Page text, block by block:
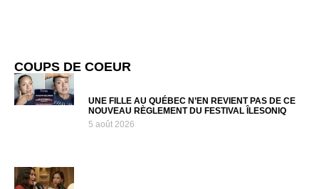
COUPS DE COEUR
UNE FILLE AU QUÉBEC N’EN REVIENT PAS DE CE
NOUVEAU RÈGLEMENT DU FESTIVAL ÎLESONIQ
5 août 2026